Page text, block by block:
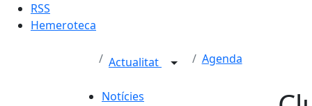
RSS
Hemeroteca
Actualitat Agenda
Notícies